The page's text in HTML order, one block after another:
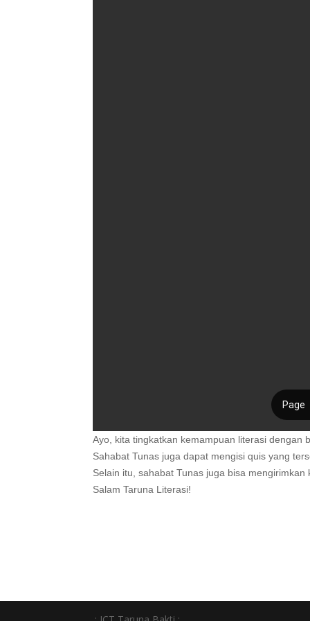
Ayo, kita tingkatkan kemampuan literasi dengan
Sahabat Tunas juga dapat mengisi quis yang
Selain itu, sahabat Tunas juga bisa
Salam Taruna Literasi!